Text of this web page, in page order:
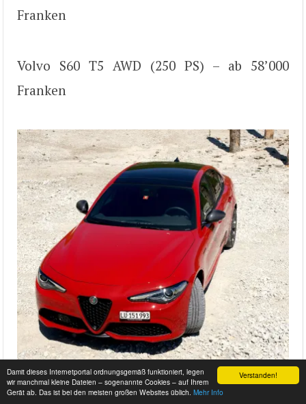
Verstanden!
Damit dieses Internetportal ordnungsgemäß funktioniert, legen
wir manchmal kleine Dateien – sogenannte Cookies – auf Ihrem
Gerät ab. Das ist bei den meisten großen Websites üblich. Mehr Info
Franken
Volvo S60 T5 AWD (250 PS) – ab 58’000
Franken